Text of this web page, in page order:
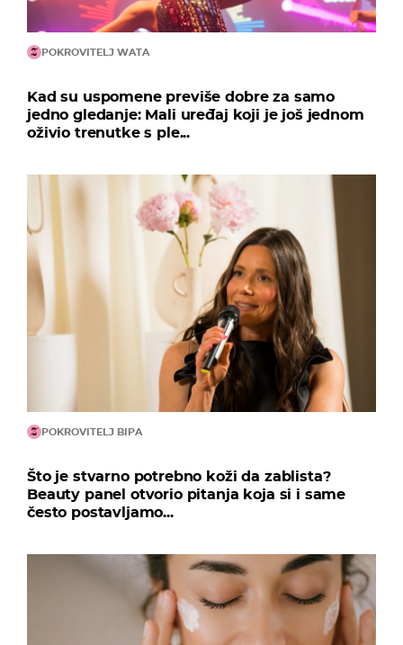
POKROVITELJ WATA
Kad su uspomene previše dobre za samo
jedno gledanje: Mali uređaj koji je još jednom
oživio trenutke s ple...
POKROVITELJ BIPA
Što je stvarno potrebno koži da zablista?
Beauty panel otvorio pitanja koja si i same
često postavljamo...